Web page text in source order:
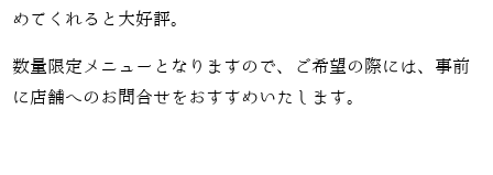
めてくれると大好評。
数量限定メニューとなりますので、ご希望の際には、事前
に店舗へのお問合せをおすすめいたします。